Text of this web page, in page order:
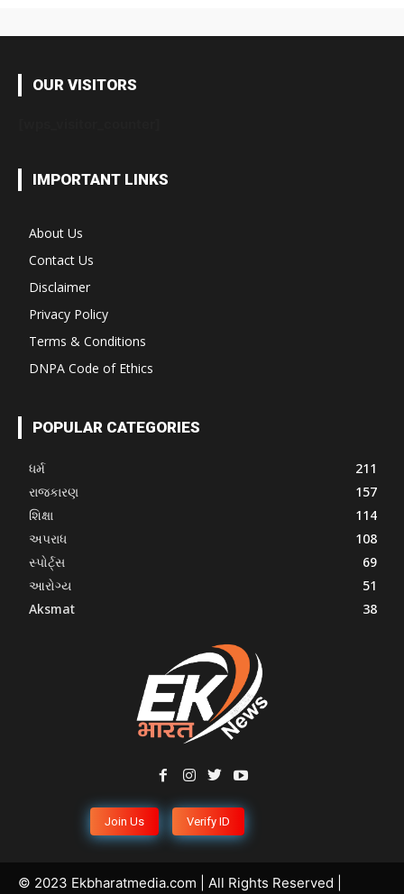
OUR VISITORS
IMPORTANT LINKS
About Us
Contact Us
Disclaimer
Privacy Policy
Terms & Conditions
DNPA Code of Ethics
POPULAR CATEGORIES
ધર્મ
211
રાજકારણ
157
શિક્ષા
114
અપરાધ
108
સ્પોર્ટ્સ
69
આરોગ્ય
51
Aksmat
38
Join Us Verify ID
© 2023 Ekbharatmedia.com | All Rights Reserved |